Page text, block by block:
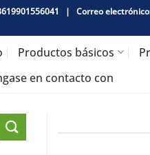
| Correo
Productos básicos
en contacto con